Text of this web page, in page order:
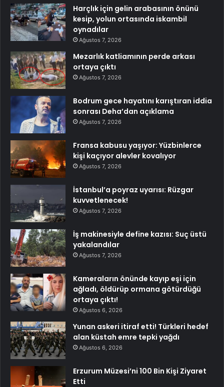
Harçlık için gelin arabasının önünü
kesip, yolun ortasında iskambil
oynadılar
Ağustos 7, 2026
Mezarlık katliamının perde arkası
ortaya çıktı
Ağustos 7, 2026
Bodrum gece hayatını karıştıran iddia
sonrası Deha’dan açıklama
Ağustos 7, 2026
Fransa kabusu yaşıyor: Yüzbinlerce
kişi kaçıyor alevler kovalıyor
Ağustos 7, 2026
İstanbul’a poyraz uyarısı: Rüzgar
kuvvetlenecek!
Ağustos 7, 2026
İş makinesiyle define kazısı: Suç üstü
yakalandılar
Ağustos 7, 2026
Kameraların önünde kayıp eşi için
ağladı, öldürüp ormana götürdüğü
ortaya çıktı!
Ağustos 6, 2026
Yunan askeri itiraf etti! Türkleri hedef
alan küstah emre tepki yağdı
Ağustos 6, 2026
Erzurum Müzesi’ni 100 Bin Kişi Ziyaret
Etti